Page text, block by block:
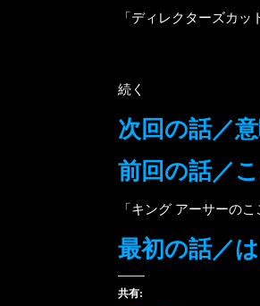
「ディレクターズカッ
続く
次回の話／
前回の話／
「キング アーサーの
最初の話／
共有: